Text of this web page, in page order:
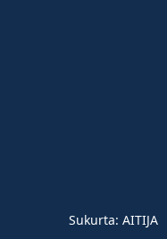
Sukurta: AITIJA